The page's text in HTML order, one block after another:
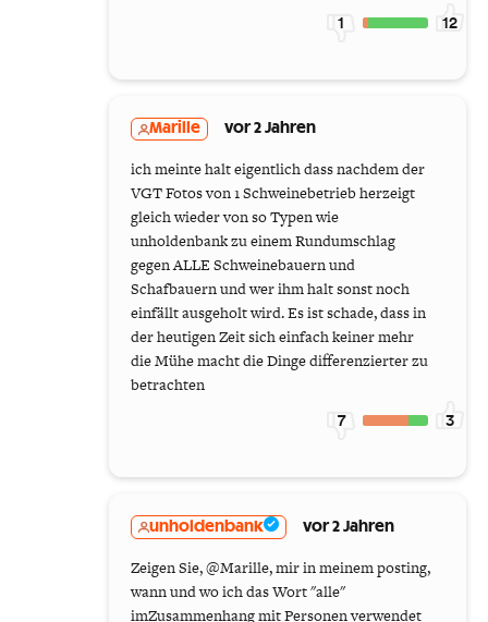
1 12
Marille vor 2 Jahren
ich meinte halt eigentlich dass nachdem der
VGT Fotos von 1 Schweinebetrieb herzeigt
gleich wieder von so Typen wie
unholdenbank zu einem Rundumschlag
gegen ALLE Schweinebauern und
Schafbauern und wer ihm halt sonst noch
einfällt ausgeholt wird. Es ist schade, dass in
der heutigen Zeit sich einfach keiner mehr
die Mühe macht die Dinge differenzierter zu
betrachten
7 3
unholdenbank vor 2 Jahren
Zeigen Sie, @Marille, mir in meinem posting,
wann und wo ich das Wort "alle"
imZusammenhang mit Personen verwendet